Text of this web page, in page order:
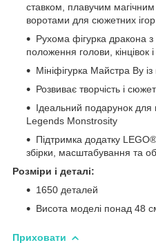
ставком, плавучим
воротами для сюжетних ігор
Рухома фігурка дракона
положення голови, кінцівок
Мініфігурка Майстра Ву
Розвиває творчість і
Ідеальний подарунок
Legends Monstrosity
Підтримка додатку
збірки, масштабування та
Розміри і деталі:
1650 деталей
Висота моделі понад 48
Приховати